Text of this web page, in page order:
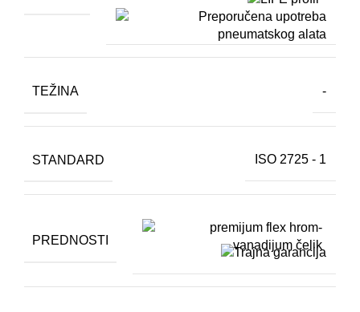
TEŽINA -
STANDARD ISO 2725 - 1
PREDNOSTI